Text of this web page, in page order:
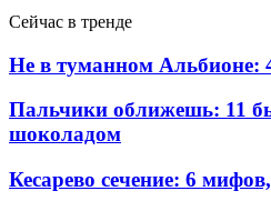
Сейчас в тренде
Не в туманном Альбионе:
Пальчики оближешь: 11
шоколадом
Кесарево сечение: 6